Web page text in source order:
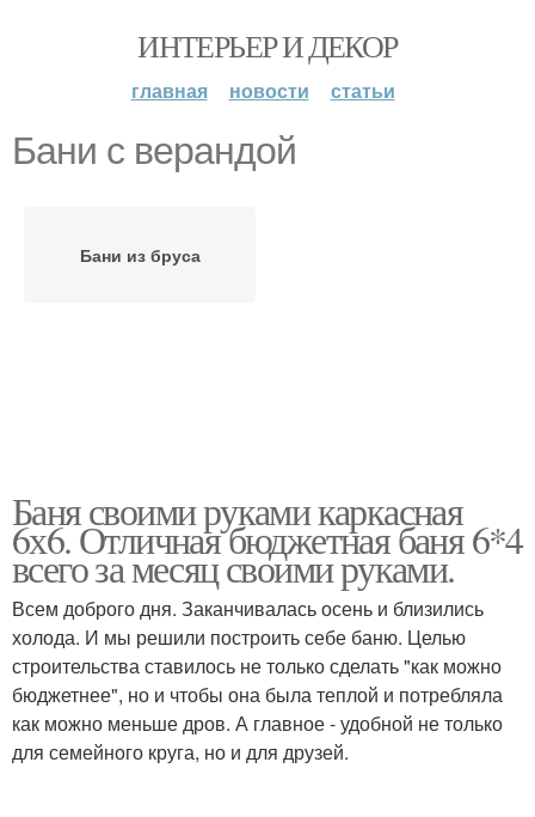
ИНТЕРЬЕР И ДЕКОР
главная новости статьи
Бани с верандой
Бани из бруса
Баня своими руками каркасная
6х6. Отличная бюджетная баня 6*4
всего за месяц своими руками.
Всем доброго дня. Заканчивалась осень и близились
холода. И мы решили построить себе баню. Целью
строительства ставилось не только сделать "как можно
бюджетнее", но и чтобы она была теплой и потребляла
как можно меньше дров. А главное - удобной не только
для семейного круга, но и для друзей.